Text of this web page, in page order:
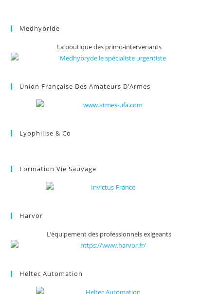
Medhybride
La boutique des primo-intervenants
Union Française Des Amateurs D’Armes
Lyophilise & Co
Formation Vie Sauvage
Harvor
L’équipement des professionnels exigeants
Heltec Automation